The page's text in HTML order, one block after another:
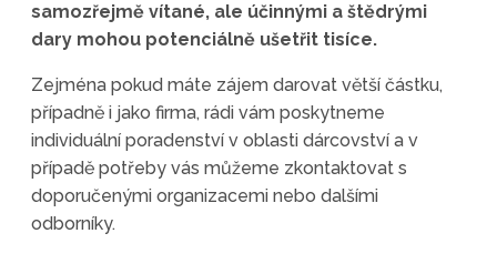
samozřejmě vítané, ale účinnými a štědrými
dary mohou potenciálně ušetřit tisíce.
Zejména pokud máte zájem darovat větší částku,
případně i jako firma, rádi vám poskytneme
individuální poradenství v oblasti dárcovství a v
případě potřeby vás můžeme zkontaktovat s
doporučenými organizacemi nebo dalšími
odborníky.